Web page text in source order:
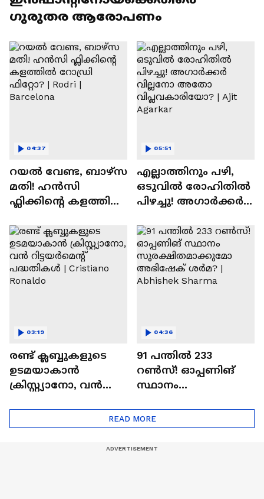
ഗുരുതര ആരോപണം
റയല്‍ വേണ്ട, ബാഴ്‌സ
മതി! ഹൻസി
ഫ്ലിക്കിന്റെ കളത്തില്‍
Rodri | Barcelona
04:37
എല്ലാത്തിനും പഴി,
ഒടുവില്‍ രോഹിതില്‍
പിഴച്ചു! അഗാര്‍ക്കർ
വിപ്ലവകാരിയോ? |
Ajit Agarkar
05:51
രണ്ട്‌ ക്ലബ്ബുകളുടെ
ഉടമയാകാന്‍
ക്രിസ്റ്റ്യാനോ, വന്‍
പദ്ധതികള്‍ | Cristiano
Ronaldo
03:19
91 പന്തില്‍ 233
റണ്‍സ്! ഓപ്പണിങ്
സ്ഥാനം
അഭിഷേക് ശർമ? |
Abhishek Sharma
04:36
READ MORE